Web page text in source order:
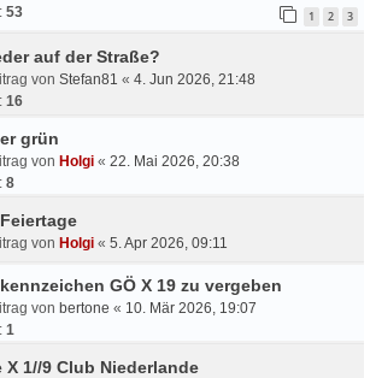
53 1 2 3
auf der Straße?
von Stefan81 « 4. Jun 2026, 21:48
16
grün
von Holgi « 22. Mai 2026, 20:38
8
von Holgi « 5. Apr 2026, 09:11
GÖ X 19 zu vergeben
von bertone « 10. Mär 2026, 19:07
1
X 1//9 Club Niederlande